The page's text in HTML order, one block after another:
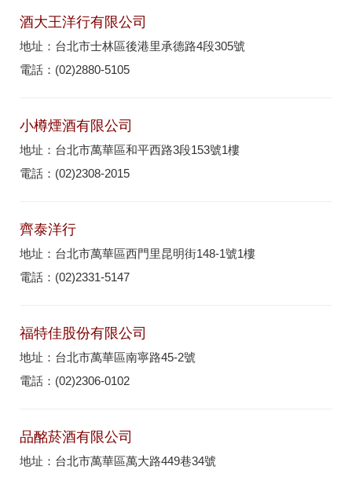
酒大王洋行有限公司
地址：台北市士林區後港里承德路4段305號
電話：(02)2880-5105
小樽煙酒有限公司
地址：台北市萬華區和平西路3段153號1樓
電話：(02)2308-2015
齊泰洋行
地址：台北市萬華區西門里昆明街148-1號1樓
電話：(02)2331-5147
福特佳股份有限公司
地址：台北市萬華區南寧路45-2號
電話：(02)2306-0102
品酩菸酒有限公司
地址：台北市萬華區萬大路449巷34號